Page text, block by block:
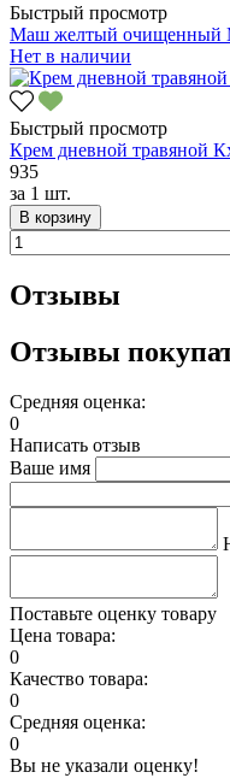
Быстрый просмотр
Маш желтый очищенный
Нет в наличии
Быстрый просмотр
Крем дневной травяной
935
за 1 шт.
В корзину
Отзывы
Отзывы
Средняя оценка:
0
Написать отзыв
Ваше имя
Поставьте оценку товару
Цена товара:
0
Качество товара:
0
Средняя оценка:
0
Вы не указали оценку!